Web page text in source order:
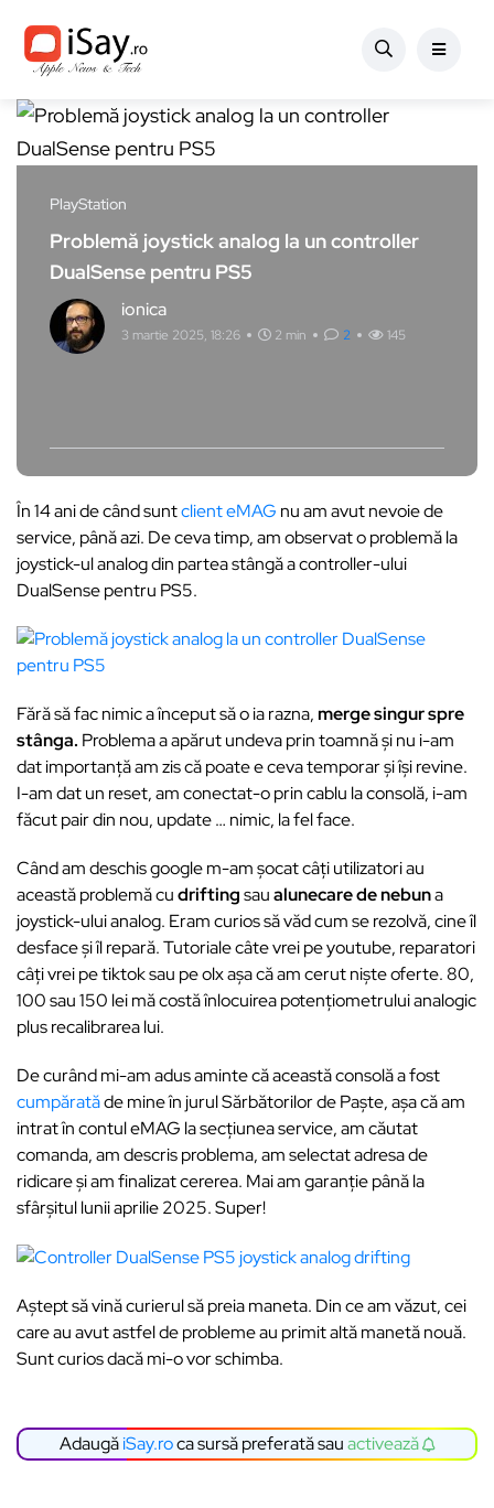
PlayStation
Problemă joystick analog la un controller
DualSense pentru PS5
ionica
3 martie 2025, 18:26 2 min 2 145
În 14 ani de când suntclient eMAG nu am avut nevoie de
service, până azi. De ceva timp, am observat o problemă la
joystick-ul analog din partea stângă a controller-ului
DualSense pentru PS5.
Fără să fac nimic a început să o ia razna,merge singur spre
stânga. Problema a apărut undeva prin toamnă și nu i-am
dat importanță am zis că poate e ceva temporar și își revine.
I-am dat un reset, am conectat-o prin cablu la consolă, i-am
făcut pair din nou, update … nimic, la fel face.
Când am deschis google m-am șocat câți utilizatori au
această problemă cudriftingsaualunecare de nebuna
joystick-ului analog. Eram curios să văd cum se rezolvă, cine îl
desface și îl repară. Tutoriale câte vrei pe youtube, reparatori
câți vrei pe tiktok sau pe olx așa că am cerut niște oferte. 80,
100 sau 150 lei mă costă înlocuirea potențiometrului analogic
plus recalibrarea lui.
De curând mi-am adus aminte că această consolă a fost
cumpăratăde mine în jurul Sărbătorilor de Paște, așa că am
intrat în contul eMAG la secțiunea service, am căutat
comanda, am descris problema, am selectat adresa de
ridicare și am finalizat cererea. Mai am garanție până la
sfârșitul lunii aprilie 2025. Super!
Aștept să vină curierul să preia maneta. Din ce am văzut, cei
care au avut astfel de probleme au primit altă manetă nouă.
Sunt curios dacă mi-o vor schimba.
AdaugăiSay.roca sursă preferată sauactivează